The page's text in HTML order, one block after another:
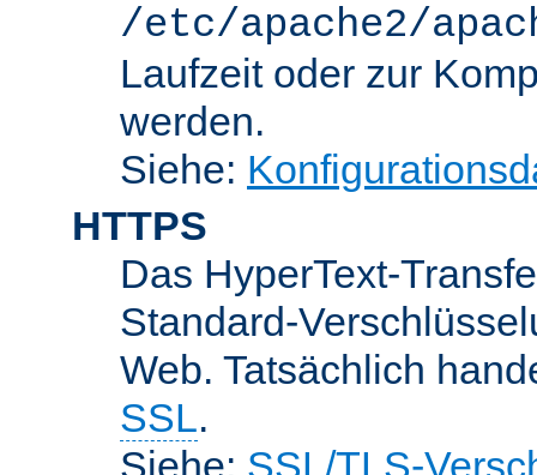
/etc/apache2/
Laufzeit oder zur
werden.
Siehe:
HTTPS
Das HyperText-
Standard-
Web. Tatsächlich
SSL.
Siehe: SSL/TLS-